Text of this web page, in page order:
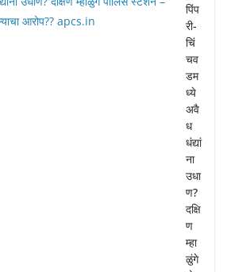
पिंप
री-
चिं
चव
डम
ध्ये
अवै
ध
धंद्यां
ना
उधा
ण?
दक्षि
ण
म्हा
ळुंगे